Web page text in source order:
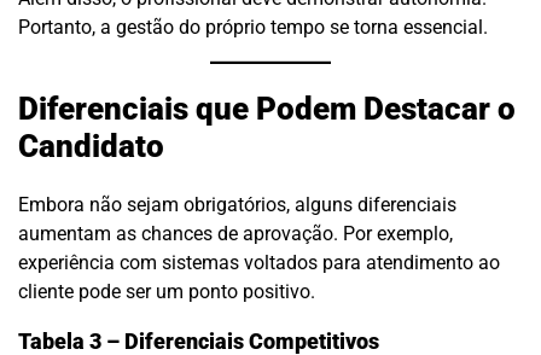
Portanto, a gestão do próprio tempo se torna essencial.
Diferenciais que Podem Destacar o
Candidato
Embora não sejam obrigatórios, alguns diferenciais
aumentam as chances de aprovação. Por exemplo,
experiência com sistemas voltados para atendimento ao
cliente pode ser um ponto positivo.
Tabela 3 – Diferenciais Competitivos